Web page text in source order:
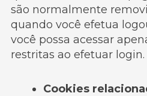
são normalmente
quando você efetua
você possa acessar
restritas ao efetuar login.
Cookies